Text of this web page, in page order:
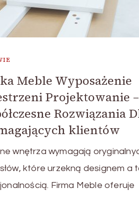
Meble Wyposażenie
Projektowanie –
Rozwiązania
klientów
wnętrza wymagają
które urzekną designem a
Firma Meble oferuje